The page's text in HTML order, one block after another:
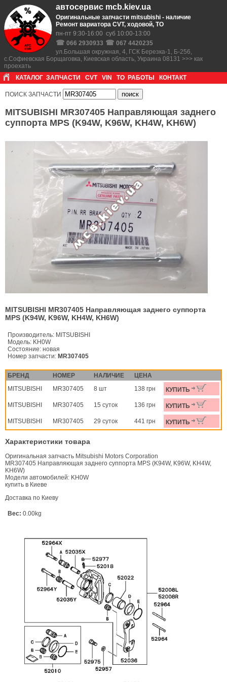
автосервис mcb.kiev.ua
Оригинальные запчасти mitsubishi - наличие
Ремонт вариатора CVT, ходовой, ТО
пн-пт 9:30-16:00 суб 10:00-13:00
☎ 066 2930933 ☎ 067 4420235
ул.Большая окружная, 4, ГСК Березка-1, Б-256,
с.Софиевская Борщаговка, Киевская область, Украина 08131 >>> как
проехать
КАТАЛОГ ЗАПЧАСТИ CVT VIN ТО РАБОТЫ КОНТАКТ
ПОИСК ЗАПЧАСТИ
MITSUBISHI MR307405 Направляющая заднего
суппорта MPS (K94W, K96W, KH4W, KH6W)
MITSUBISHI MR307405 Направляющая заднего суппорта
MPS (K94W, K96W, KH4W, KH6W)
Производитель: MITSUBISHI
Модель: KH0W
Состояние: новая
Номер запчасти: MR307405
БРЕНД НОМЕР НАЛИЧИЕ
ЦЕНА
MITSUBISHI
MR307405 8 шт 138 грн КУПИТЬ
MITSUBISHI MR307405 15 суток 136 грн КУПИТЬ
MITSUBISHI MR307405 29 суток 441 грн КУПИТЬ
Характеристики товара
Оригинальная запчасть Mitsubishi Motors Corporation
MR307405 Направляющая заднего суппорта MPS (K94W, K96W, KH4W,
KH6W)
Модели автомобилей: KH0W
купить в Киеве
Доставка по Киеву
Вес: 0.00kg